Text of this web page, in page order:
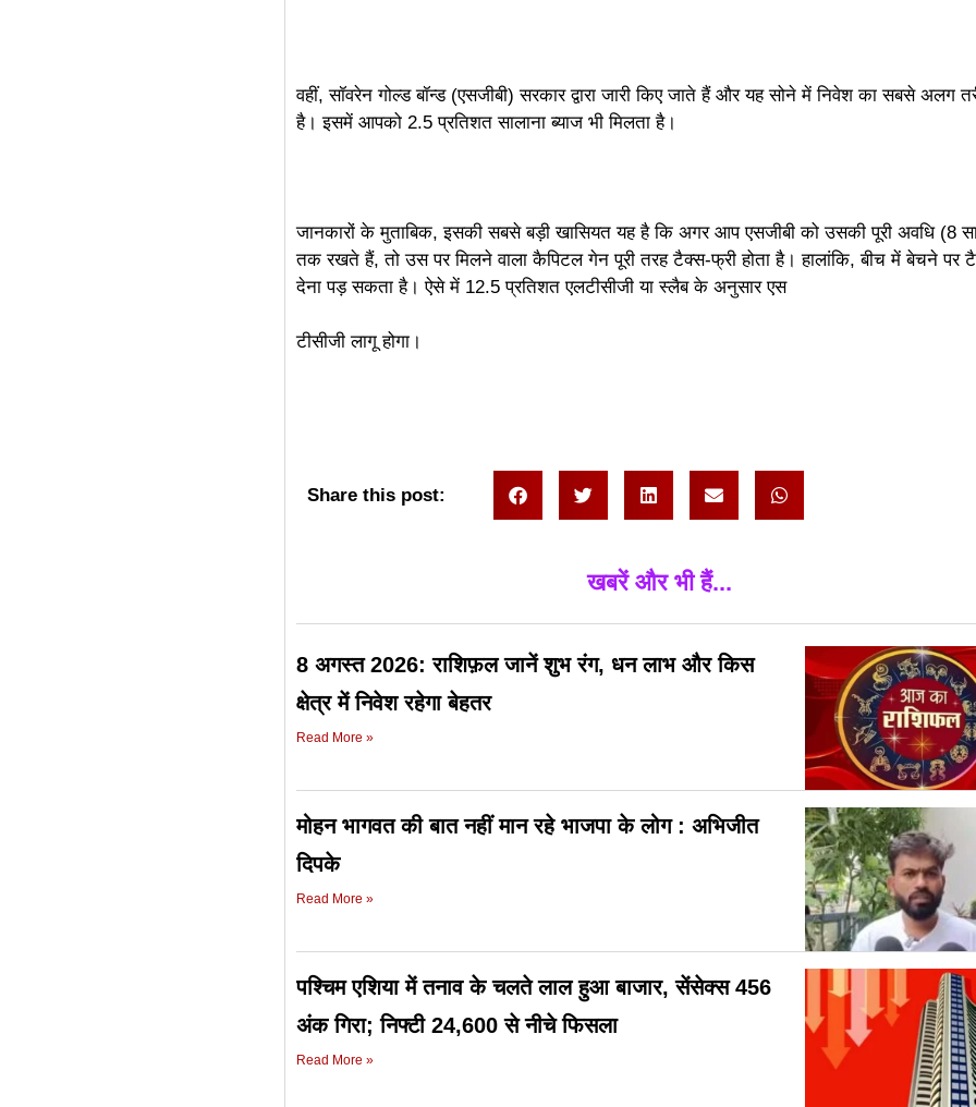
वहीं, सॉवरेन गोल्ड बॉन्ड (एसजीबी) सरकार द्वारा जारी किए जाते हैं और यह सोने में निवेश का सबसे अलग
है। इसमें आपको 2.5 प्रतिशत सालाना ब्याज भी मिलता है।
जानकारों के मुताबिक, इसकी सबसे बड़ी खासियत यह है कि अगर आप एसजीबी को उसकी पूरी अवधि (8
तक रखते हैं, तो उस पर मिलने वाला कैपिटल गेन पूरी तरह टैक्स-फ्री होता है। हालांकि, बीच में बेचने पर
देना पड़ सकता है। ऐसे में 12.5 प्रतिशत एलटीसीजी या स्लैब के अनुसार एस
टीसीजी लागू होगा।
Share this post:
खबरें और भी हैं...
8 अगस्त 2026: राशिफ़ल जानें शुभ रंग, धन लाभ और किस
क्षेत्र में निवेश रहेगा बेहतर
Read More »
मोहन भागवत की बात नहीं मान रहे भाजपा के लोग : अभिजीत
दिपके
Read More »
पश्चिम एशिया में तनाव के चलते लाल हुआ बाजार, सेंसेक्स 456
अंक गिरा; निफ्टी 24,600 से नीचे फिसला
Read More »